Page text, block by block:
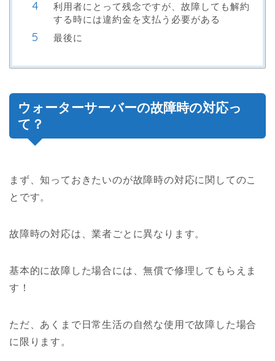
利用者にとって残念ですが、故障しても解約
する時には違約金を支払う必要がある
最後に
ウォーターサーバーの故障時の対応っ
て？
まず、知っておきたいのが故障時の対応に関してのこ
とです。
故障時の対応は、業者ごとに異なります。
基本的に故障した場合には、無償で修理してもらえま
す！
ただ、あくまで日常生活の自然な使用で故障した場合
に限ります。